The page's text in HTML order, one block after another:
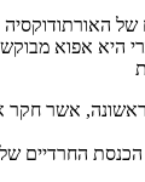
של
היא אפוא
אשר חקר את
הכנסת החרדיים